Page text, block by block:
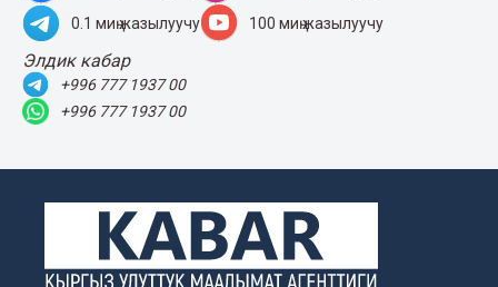
0.1 миң жазылуучу 100 миң жазылуучу
Элдик кабар
+996 777 1937 00
+996 777 1937 00